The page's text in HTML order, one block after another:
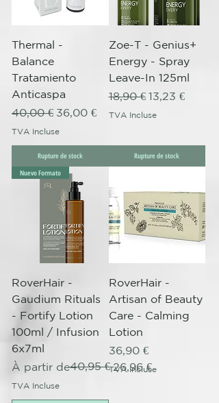
Thermal -
Balance
Tratamiento
Anticaspa
Prix original
40,00 € Prix promotionnel
36,00 €
TVA Incluse
Rupture de stock
Zoe-T - Genius+
Energy - Spray
Leave-In 125ml
Prix original
18,90 € Prix
13,23 €
TVA Incluse
Rupture de stock
Nuevo Formato
RoverHair -
Gaudium Rituals
- Fortify Lotion
100ml / Infusion
6x7ml
À partir de
Prix original40,95 € 26,96 €
Prix promotionnel
TVA Incluse
RoverHair -
Artisan of Beauty
Care - Calming
Lotion
Prix
36,90 €
TVA Incluse